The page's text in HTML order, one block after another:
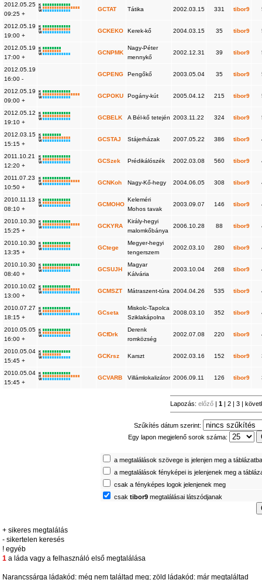
2012.05.25
09:25 +
K
R
W
GCTAT Tátika 2002.03.15 331 tibor9
2012.05.19
19:00 +
K
R
W
GCKEKO Kerek-kő 2004.03.15 35 tibor9
2012.05.19
17:00 +
K
R
W
GCNPMK
Nagy-Péter
mennykő
2002.12.31 39 tibor9
2012.05.19
16:00 -
GCPENG Pengőkő 2003.05.04 35 tibor9
2012.05.19
09:00 +
K
R
W
GCPOKU Pogány-kút 2005.04.12 215 tibor9
2012.05.12
19:10 +
K
R
W
GCBELK A Bél-kő tetején 2003.11.22 324 tibor9
2012.03.15
15:15 +
K
R
W
GCSTAJ Stájerházak 2007.05.22 386 tibor9
2011.10.21
12:20 +
K
R
W
GCSzek Prédikálószék 2002.03.08 560 tibor9
2011.07.23
10:50 +
K
R
W
GCNKoh Nagy-Kő-hegy 2004.06.05 308 tibor9
2010.11.13
08:10 +
K
R
W
GCMOHO
Keleméri
Mohos tavak
2003.09.07 146 tibor9
2010.10.30
15:25 +
K
R
W
GCKYRA
Király-hegyi
malomkőbánya
2006.10.28 88 tibor9
2010.10.30
13:35 +
K
R
W
GCtege
Megyer-hegyi
tengerszem
2002.03.10 280 tibor9
2010.10.30
08:40 +
K
R
W
GCSUJH
Magyar
Kálvária
2003.10.04 268 tibor9
2010.10.02
13:00 +
K
R
W
GCMSZT Mátraszent-túra 2004.04.26 535 tibor9
2010.07.27
18:15 +
K
R
W
GCseta
Miskolc-Tapolca
Sziklakápolna
2008.03.10 352 tibor9
2010.05.05
16:00 +
K
R
W
GCfDrk
Derenk
romközség
2002.07.08 220 tibor9
2010.05.04
15:45 +
K
R
W
GCKrsz Karszt 2002.03.16 152 tibor9
2010.05.04
15:45 +
K
R
W
GCVARB Villámlokalizátor 2006.09.11 126 tibor9
Lapozás:előző |1 | 2 | 3 |
Szűkítés dátum szerint:
Egy lapon megjelenő sorok száma:
a megtalálások szövege is jelenjen meg a
a megtalálások fényképei is jelenjenek meg a
csak a fényképes logok jelenjenek meg
csaktibor9 megtalálásai látszódjanak
+ sikeres megtalálás
- sikertelen keresés
! egyéb
1 a láda vagy a felhasználó első megtalálása
Narancssárga ládakód: még nem találtad meg; zöld ládakód: már megtaláltad